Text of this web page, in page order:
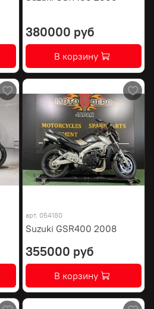
380000 руб
В корзину
арт. 054180
Suzuki GSR400 2008
355000 руб
В корзину